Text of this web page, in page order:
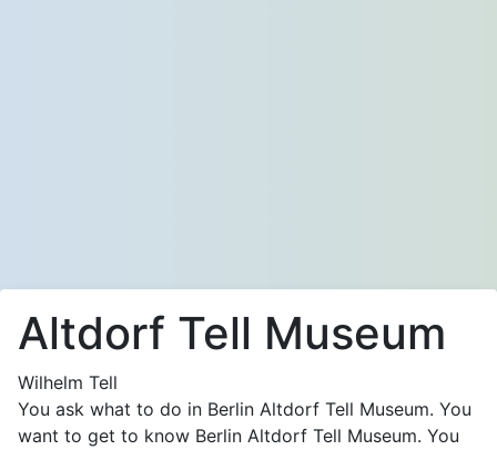
Altdorf Tell Museum
Wilhelm Tell
You ask what to do in Berlin Altdorf Tell Museum. You
want to get to know Berlin Altdorf Tell Museum. You